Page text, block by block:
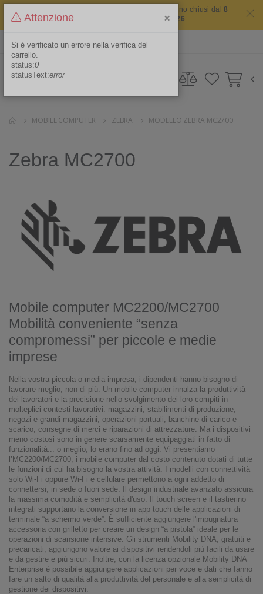
Il sito non chiude mai ma i nostri uffici saranno chiusi dal8
agosto 2026 al 16 agosto 2026
Area Riservata
MOBILE COMPUTER ZEBRA MODELLO ZEBRA MC2700
Zebra MC2700
Mobile computer MC2200/MC2700
Mobilità conveniente “senza
compromessi” per piccole e medie
imprese
Nella vostra piccola o media impresa, i dipendenti hanno bisogno di
lavorare meglio, non di più. Un mobile computer innalza la produttività
dei lavoratori e la precisione nello svolgimento dei loro compiti in
molteplici contesti lavorativi: magazzini, stabilimenti di produzione,
negozi e grandi magazzini, operazioni portuali, banchine di carico e
scarico, consegne di merci e riparazioni di attrezzature. Ma i dispositivi
meno costosi sono in genere scarsamente equipaggiati in fatto di
funzionalità... o meglio, lo erano fino ad oggi. Vi presentiamo
l’MC2200/MC2700, i mobile computer dal costo contenuto dotati di tutte
le funzioni di cui ha bisogno la vostra attività. I modelli con connettività
solo Wi-Fi oppure Wi-Fi e cellulare permettono a ogni addetto di
connettersi, in sede o fuori sede. Il design industriale avanzato assicura
la massima comodità e semplicità d'uso. Il touch screen e il tastierino
integrati supportano la conversione in app touch delle applicazioni di
terminale “a schermo verde”. È sufficiente aggiungere l'impugnatura
accessoria con grilletto per creare un design “a pistola” ideale per le
operazioni di scansione intensive. Gli strumenti Mobility DNA, gratuiti e
precaricati, aggiungono valore ai dispositivi rendendoli più facili da usare
e da gestire e più sicuri. Inoltre, con la licenza opzionale Mobility DNA
Enterprise è possibile aggiungere applicazioni per voce e dati che fanno
fare un salto di qualità alla produttività del personale e alla semplicità di
gestione dei dispositivi.
Attenzione ×
Si è verificato un errore nella verifica del
carrello.
status:0
statusText:error